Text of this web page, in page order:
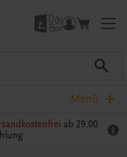
Menü
ab 29,00